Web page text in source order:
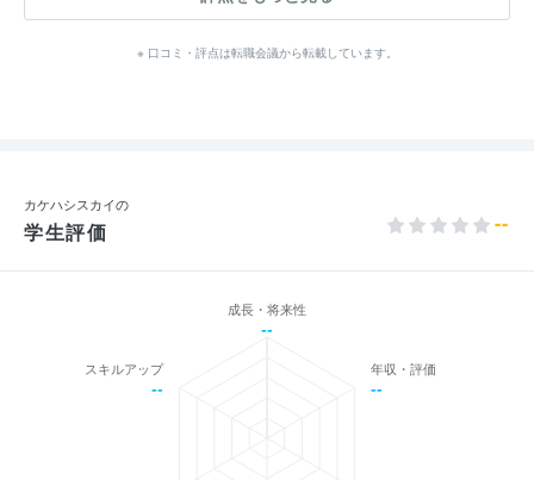
※ 口コミ・評点は転職会議から転載しています。
カケハシスカイの
学生評価 --
成長・将来性
--
年収・評価
--
スキルアップ
--